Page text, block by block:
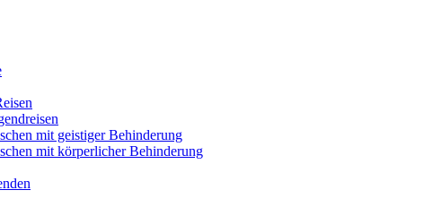
mit geistiger Behinderung
mit körperlicher Behinderung